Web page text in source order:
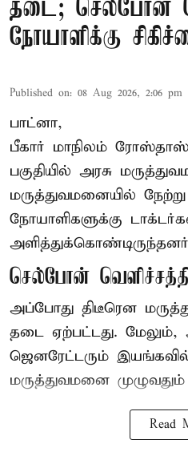
தடை; செல்போன்
நோயாளிக்கு
Published on: 08 Aug 2026, 2:06 pm
பாட்னா,
பீகார் மாநிலம்
பகுதியில் அரசு
மருத்துவமனையில்
நோயாளிகளுக்கு
செல்போன்
அப்போது திடீரென
தடை ஏற்பட்டது. மேலும்,
ஜெனரேட்டரும்
மருத்துவமனை
Read